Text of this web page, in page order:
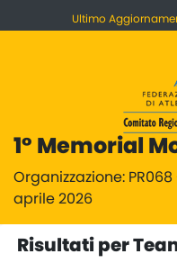
Ultimo
1° Memorial
Organizzazione: PR068
aprile 2026
Risultati per